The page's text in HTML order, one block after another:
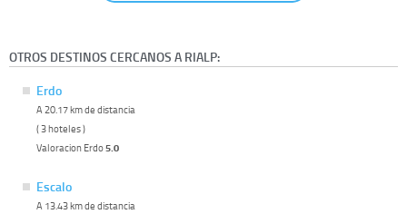
OTROS DESTINOS CERCANOS A RIALP:
Erdo
A 20.17 km de distancia
( 3 hoteles )
Valoracion Erdo5.0
Escalo
A 13.43 km de distancia